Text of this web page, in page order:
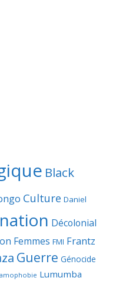
Black
Culture Daniel
Décolonial
Femmes FMI Frantz
Guerre Génocide
Lumumba